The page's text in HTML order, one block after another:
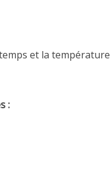
et la
: